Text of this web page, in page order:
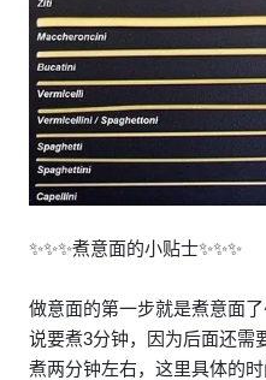
✨✨✨煮意面的小贴士✨✨✨
做意面的第一步就是煮意面
说要煮3分钟，因为后面还需
煮两分钟左右，这里具体的